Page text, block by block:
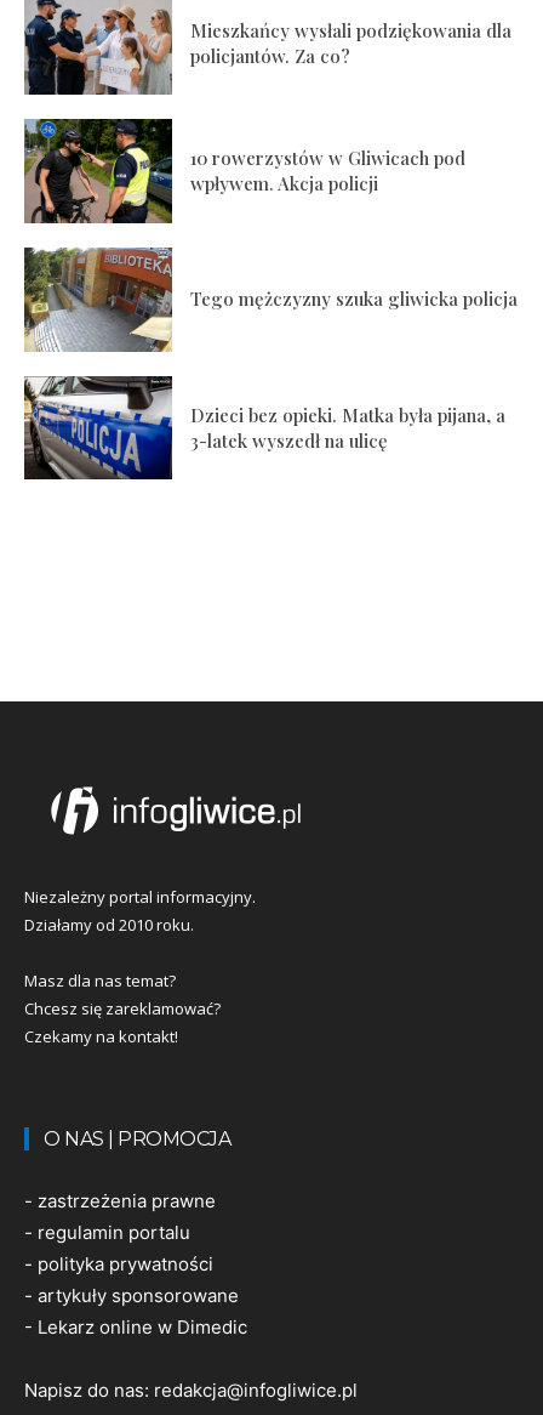
Mieszkańcy wysłali podziękowania dla
policjantów. Za co?
10 rowerzystów w Gliwicach pod
wpływem. Akcja policji
Tego mężczyzny szuka gliwicka policja
Dzieci bez opieki. Matka była pijana, a
3-latek wyszedł na ulicę
Niezależny portal informacyjny.
Działamy od 2010 roku.
Masz dla nas temat?
Chcesz się zareklamować?
Czekamy na kontakt!
O NAS | PROMOCJA
- zastrzeżenia prawne
- regulamin portalu
- polityka prywatności
- artykuły sponsorowane
- Lekarz online w Dimedic
Napisz do nas: redakcja@infogliwice.pl